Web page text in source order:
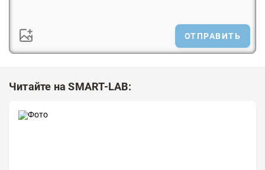
ОТПРАВИТЬ
Читайте на SMART-LAB: